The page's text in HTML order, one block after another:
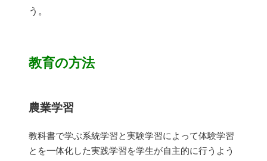
う。
教育の方法
農業学習
教科書で学ぶ系統学習と実験学習によって体験学習
とを一体化した実践学習を学生が自主的に行うよう